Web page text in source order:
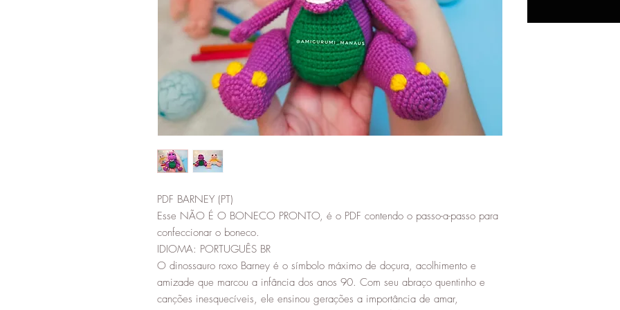
PDF BARNEY (PT)
Esse NÃO É O BONECO PRONTO, é o PDF contendo o passo-a-passo para
confeccionar o boneco.
IDIOMA: PORTUGUÊS BR
O dinossauro roxo Barney é o símbolo máximo de doçura, acolhimento e
amizade que marcou a infância dos anos 90. Com seu abraço quentinho e
canções inesquecíveis, ele ensinou gerações a importância de amar,